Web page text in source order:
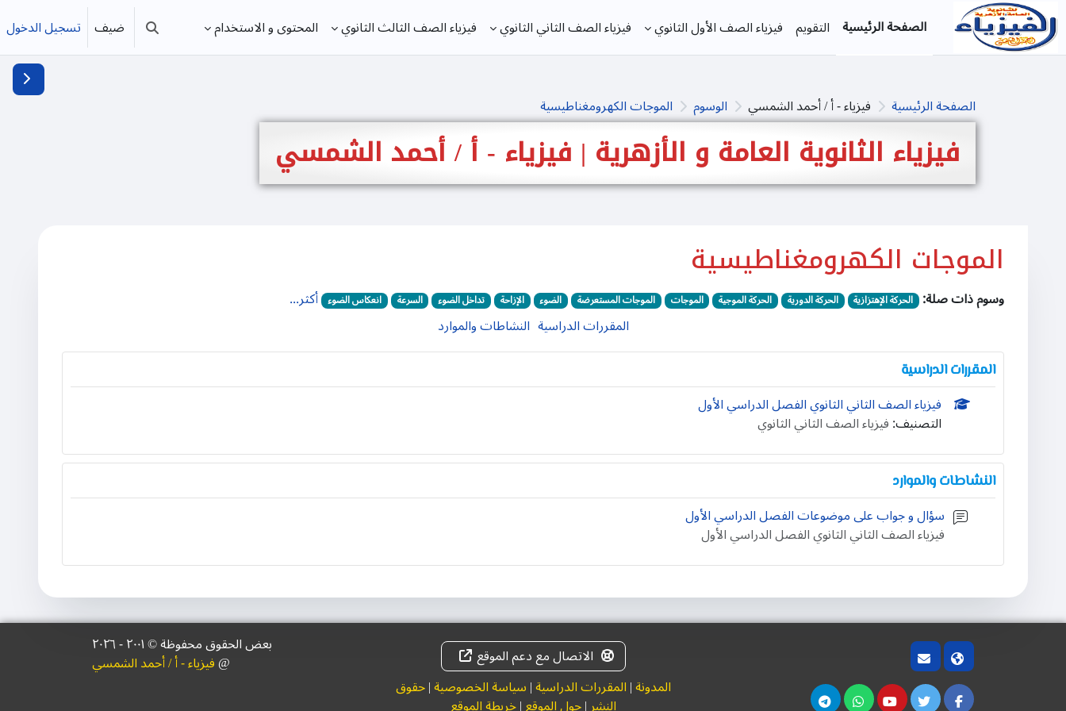
تخطى إلى المحتوى الرئيسي
الصفحة الرئيسية التقويم فيزياء الصف الأول الثانوي فيزياء الصف الثاني الثانوي فيزياء الصف الثالث الثانوي المحتوى و الاستخدام تبديل إدخال البحث
ضيف تسجيل الدخول
الصفحة الرئيسية فيزياء - أ / أحمد الشمسي الوسوم الموجات الكهرومغناطيسية
فيزياء الثانوية العامة و الأزهرية | فيزياء - أ / أحمد الشمسي
فتح
الموجات الكهرومغناطيسية
وسوم ذات صلة: الحركة الإهتزازية الحركة الدورية الحركة الموجية الموجات الموجات المستعرضة الضوء الإزاحة تداخل الضوء السرعة انعكاس الضوء أكثر...
المقررات الدراسية النشاطات والموارد
المقررات الدراسية
فيزياء الصف الثاني الثانوي الفصل الدراسي الأول
التصنيف:فيزياء الصف الثاني الثانوي
النشاطات والموارد
سؤال و جواب على موضوعات الفصل الدراسي الأول
فيزياء الصف الثاني الثانوي الفصل الدراسي الأول
الاتصال مع دعم الموقع
المدونة|المقررات الدراسية|سياسة الخصوصية|حقوق
بعض الحقوق محفوظة © ۲۰۰١ - ٢٠٢٦
@فيزياء - أ / أحمد الشمسي